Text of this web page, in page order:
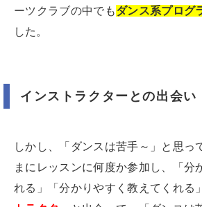
ーツクラブの中でもダンス系プログ
した。
インストラクターとの出会い
しかし、「ダンスは苦手～」と思っ
まにレッスンに何度か参加し、「分
れる」「分かりやすく教えてくれる」